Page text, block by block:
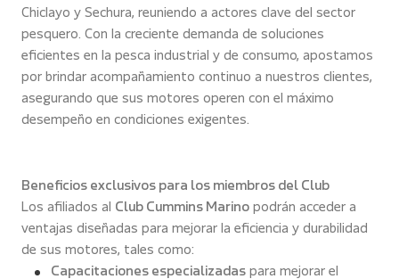
Chiclayo y Sechura, reuniendo a actores clave del sector
pesquero. Con la creciente demanda de soluciones
eficientes en la pesca industrial y de consumo, apostamos
por brindar acompañamiento continuo a nuestros clientes,
asegurando que sus motores operen con el máximo
desempeño en condiciones exigentes.
Beneficios exclusivos para los miembros del Club
Los afiliados al Club Cummins Marino podrán acceder a
ventajas diseñadas para mejorar la eficiencia y durabilidad
de sus motores, tales como:
Capacitaciones especializadas para mejorar el